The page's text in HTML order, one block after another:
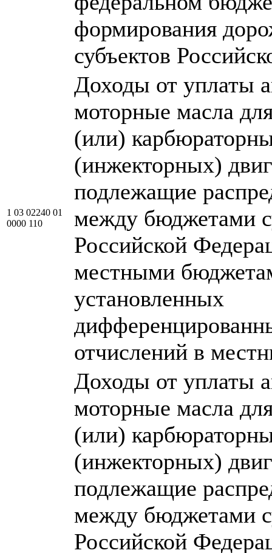
формирования
субъектов
1 03 02240 01
0000 110
Доходы от уплаты
моторные масла
(или)
(инжекторных)
подлежащие
между бюджетами
Российской
местными
установленных
отчислений в
Доходы от уплаты
моторные масла
(или)
(инжекторных)
подлежащие
между бюджетами
Российской